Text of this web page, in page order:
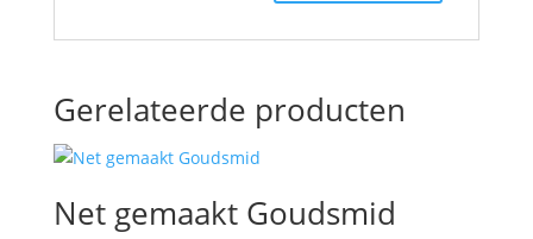
Gerelateerde producten
Net gemaakt Goudsmid